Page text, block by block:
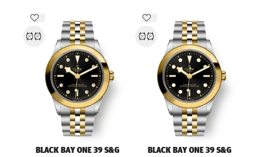
BLACK BAY ONE 39 S&G BLACK BAY ONE 39 S&G